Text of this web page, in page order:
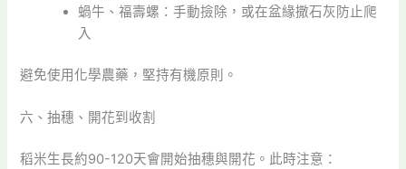
蝸牛、福壽螺：手動撿除，或在盆緣撒石灰防止爬
入
避免使用化學農藥，堅持有機原則。
六、抽穗、開花到收割
稻米生長約90-120天會開始抽穗與開花。此時注意：